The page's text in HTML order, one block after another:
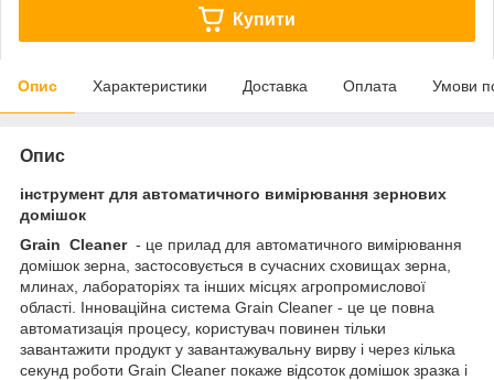
Купити
Опис Характеристики Доставка Оплата Умови
Опис
інструмент для автоматичного вимірювання зернових
домішок
Grain Cleaner- це прилад для автоматичного вимірювання
домішок зерна, застосовується в сучасних сховищах зерна,
млинах, лабораторіях та інших місцях агропромислової
області. Інноваційна система Grain Cleaner - це це повна
автоматизація процесу, користувач повинен тільки
завантажити продукт у завантажувальну вирву і через кілька
секунд роботи Grain Cleaner покаже відсоток домішок зразка і